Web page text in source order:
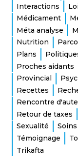
Interactions
Médicament
Méta analyse
Nutrition
Plans
Proches aidants
Provincial
Recettes
Rencontre
Retour de taxes
Sexualité
Soins
Témoignage
Trikafta